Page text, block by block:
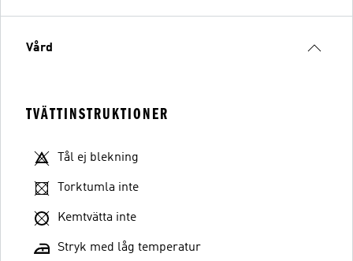
Vård
TVÄTTINSTRUKTIONER
Tål ej blekning
Torktumla inte
Kemtvätta inte
Stryk med låg temperatur